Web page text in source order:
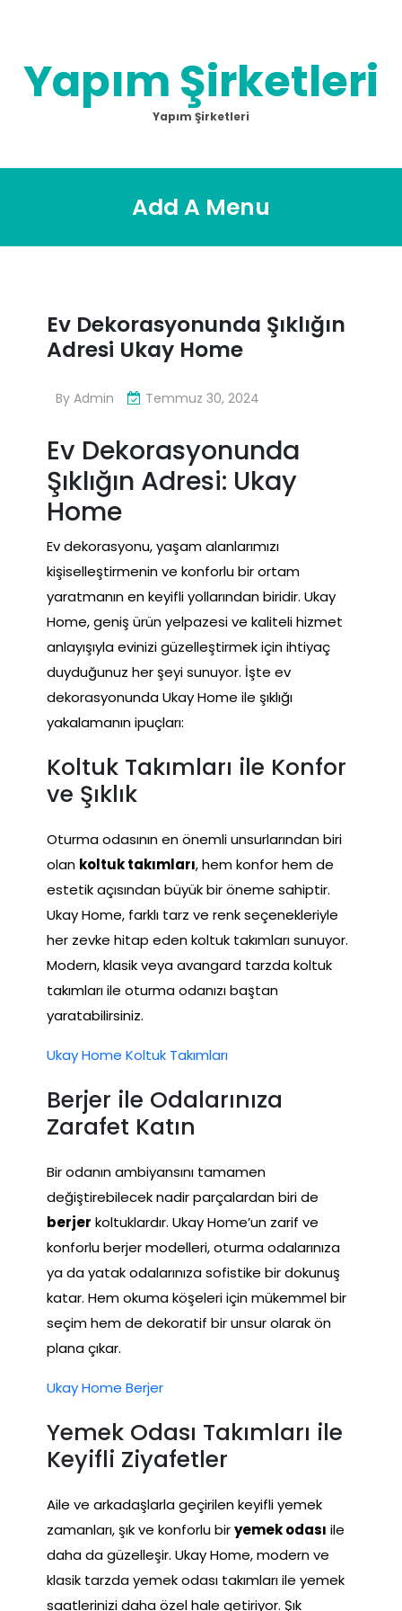
Yapım Şirketleri
Yapım Şirketleri
Add A Menu
Ev Dekorasyonunda Şıklığın
Adresi Ukay Home
By Admin Temmuz 30, 2024
Ev Dekorasyonunda
Şıklığın Adresi: Ukay
Home
Ev dekorasyonu, yaşam alanlarımızı
kişiselleştirmenin ve konforlu bir ortam
yaratmanın en keyifli yollarından biridir. Ukay
Home, geniş ürün yelpazesi ve kaliteli hizmet
anlayışıyla evinizi güzelleştirmek için ihtiyaç
duyduğunuz her şeyi sunuyor. İşte ev
dekorasyonunda Ukay Home ile şıklığı
yakalamanın ipuçları:
Koltuk Takımları ile Konfor
ve Şıklık
Oturma odasının en önemli unsurlarından biri
olan koltuk takımları, hem konfor hem de
estetik açısından büyük bir öneme sahiptir.
Ukay Home, farklı tarz ve renk seçenekleriyle
her zevke hitap eden koltuk takımları sunuyor.
Modern, klasik veya avangard tarzda koltuk
takımları ile oturma odanızı baştan
yaratabilirsiniz.
Ukay Home Koltuk Takımları
Berjer ile Odalarınıza
Zarafet Katın
Bir odanın ambiyansını tamamen
değiştirebilecek nadir parçalardan biri de
berjer koltuklardır. Ukay Home’un zarif ve
konforlu berjer modelleri, oturma odalarınıza
ya da yatak odalarınıza sofistike bir dokunuş
katar. Hem okuma köşeleri için mükemmel bir
seçim hem de dekoratif bir unsur olarak ön
plana çıkar.
Ukay Home Berjer
Yemek Odası Takımları ile
Keyifli Ziyafetler
Aile ve arkadaşlarla geçirilen keyifli yemek
zamanları, şık ve konforlu biryemek odası ile
daha da güzelleşir. Ukay Home, modern ve
klasik tarzda yemek odası takımları ile yemek
saatlerinizi daha özel hale getiriyor. Şık